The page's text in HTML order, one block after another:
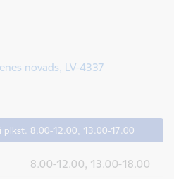
novads, LV-4337
plkst. 8.00-12.00, 13.00-17.00
8.00-12.00, 13.00-18.00